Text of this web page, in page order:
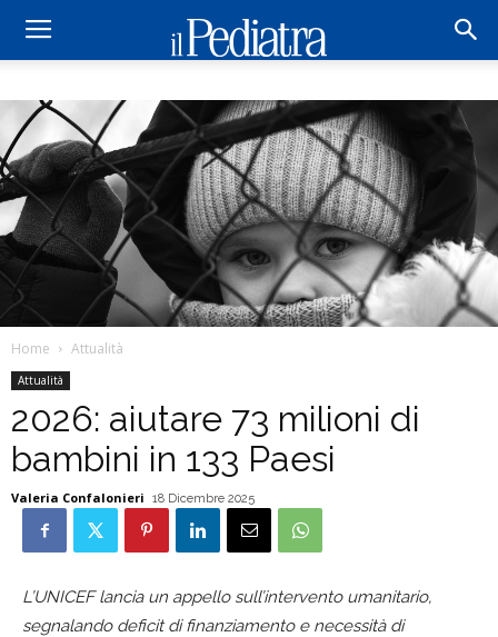
Home Attualità
Attualità
2026: aiutare 73 milioni di
bambini in 133 Paesi
Valeria Confalonieri 18 Dicembre 2025
L’UNICEF lancia un appello sull’intervento umanitario,
segnalando deficit di finanziamento e necessità di